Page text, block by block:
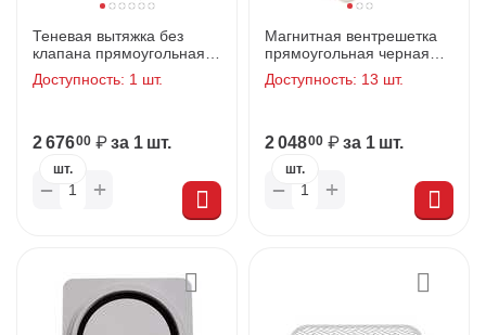
Теневая вытяжка без
клапана прямоугольная
140*185
Доступность: 1 шт.
2 67600 ₽ за 1 шт.
+
−
шт.
Магнитная вентрешетка
прямоугольная черная
180*80
Доступность: 13 шт.
2 04800 ₽ за 1 шт.
+
−
шт.